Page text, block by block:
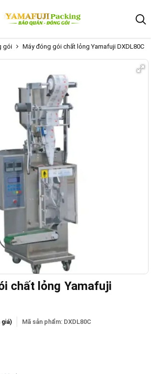
gói Máy đóng gói chất lỏng Yamafuji DXDL80C
chất lỏng Yamafuji
giá) Mã sản phẩm: DXDL80C